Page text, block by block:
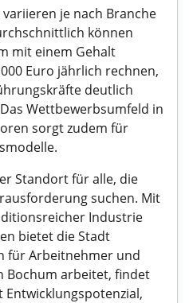
je nach Branche
können
mit einem Gehalt
Euro jährlich rechnen,
deutlich
Wettbewerbsumfeld in
sorgt zudem für
Standort für alle, die
suchen. Mit
Industrie
bietet die Stadt
für Arbeitnehmer und
Bochum arbeitet, findet